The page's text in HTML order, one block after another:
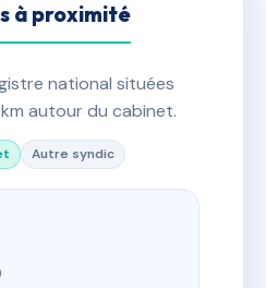
à proximité
national situées
autour du cabinet.
Autre syndic